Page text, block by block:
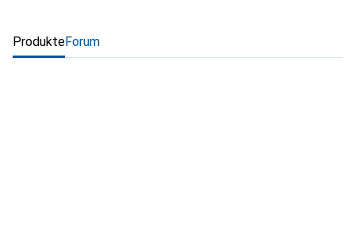
ProdukteForum